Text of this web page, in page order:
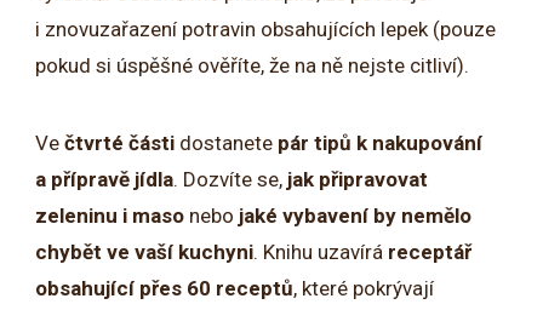
i znovuzařazení potravin obsahujících lepek (pouze
pokud si úspěšné ověříte, že na ně nejste citliví).
Večtvrté části dostanete pár tipů k nakupování
a přípravě jídla. Dozvíte se, jak připravovat
zeleninu i maso nebo jaké vybavení by nemělo
chybět ve vaší kuchyni. Knihu uzavírá receptář
obsahující přes 60 receptů, které pokrývají